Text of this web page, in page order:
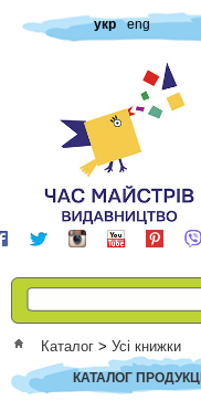
укр eng
Каталог > Усі книжки
КАТАЛОГ ПРОДУКЦІЇ